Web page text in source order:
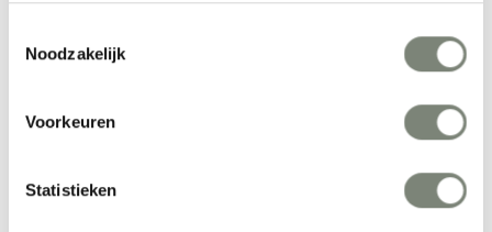
Noodzakelijk
Voorkeuren
Statistieken
Normann
Copenhagen Pix
Copenhagen Bit Kruk
Bekijk alles van Normann Copenhagen